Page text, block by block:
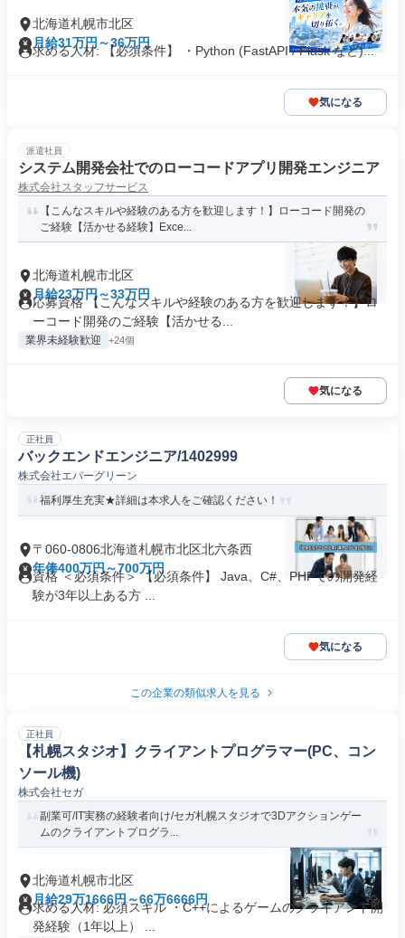
北海道札幌市北区
月給31万円～36万円
求める人材: 【必須条件】 ・Python (FastAPI / Flask など)...
気になる
派遣社員
システム開発会社でのローコードアプリ開発エンジニア
株式会社スタッフサービス
【こんなスキルや経験のある方を歓迎します！】ローコード開発の
ご経験【活かせる経験】Exce...
北海道札幌市北区
月給23万円～33万円
応募資格 【こんなスキルや経験のある方を歓迎します！】ロ
ーコード開発のご経験【活かせる...
業界未経験歓迎 +24個
気になる
正社員
バックエンドエンジニア/1402999
株式会社エバーグリーン
福利厚生充実★詳細は本求人をご確認ください！
〒060-0806北海道札幌市北区北六条西
年俸400万円～700万円
資格 ＜必須条件＞ 【必須条件】 Java、C#、PHPでの開発経
験が3年以上ある方 ...
気になる
この企業の類似求人を見る
正社員
【札幌スタジオ】クライアントプログラマー(PC、コン
ソール機)
株式会社セガ
副業可/IT実務の経験者向け/セガ札幌スタジオで3Dアクションゲー
ムのクライアントプログラ...
北海道札幌市北区
月給29万1666円～66万6666円
求める人材: 必須スキル ・C++によるゲームのクライアント開
発経験（1年以上） ...